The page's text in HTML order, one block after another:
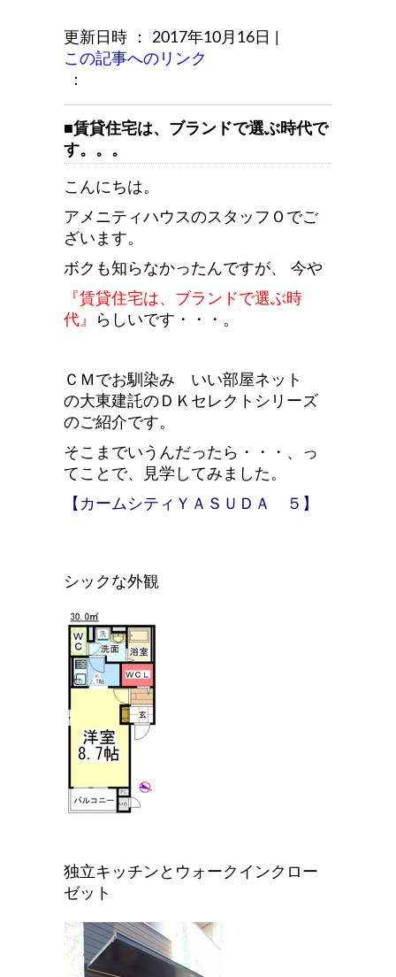
更新日時 ： 2017年10月16日
この記事へのリンク
：
■賃貸住宅は、ブランドで選ぶ時代で
す。。。
こんにちは。
アメニティハウスのスタッフＯでご
ざいます。
ボクも知らなかったんですが、 今や
『賃貸住宅は、ブランドで選ぶ時
代』
らしいです・・・。
ＣＭでお馴染み いい部屋ネット
の大東建託のＤＫセレクトシリーズ
のご紹介です。
そこまでいうんだったら・・・、っ
てことで、見学してみました。
【カームシティＹＡＳＵＤＡ ５】
シックな外観
独立キッチンとウォークインクロー
ゼット